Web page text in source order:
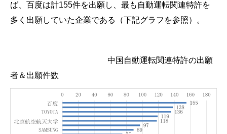
ば、百度は計155件を出願し、最も自動運転関連特許を
多く出願していた企業である（下記グラフを参照）。
中国自動運転関連特許の出願
者＆出願件数